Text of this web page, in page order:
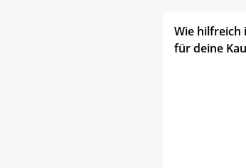
Wie hilfreich
für deine